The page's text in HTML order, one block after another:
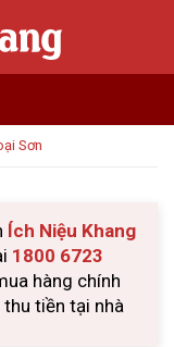
Sơn
Ích Niệu Khang
1800 6723
hàng chính
tiền tại nhà